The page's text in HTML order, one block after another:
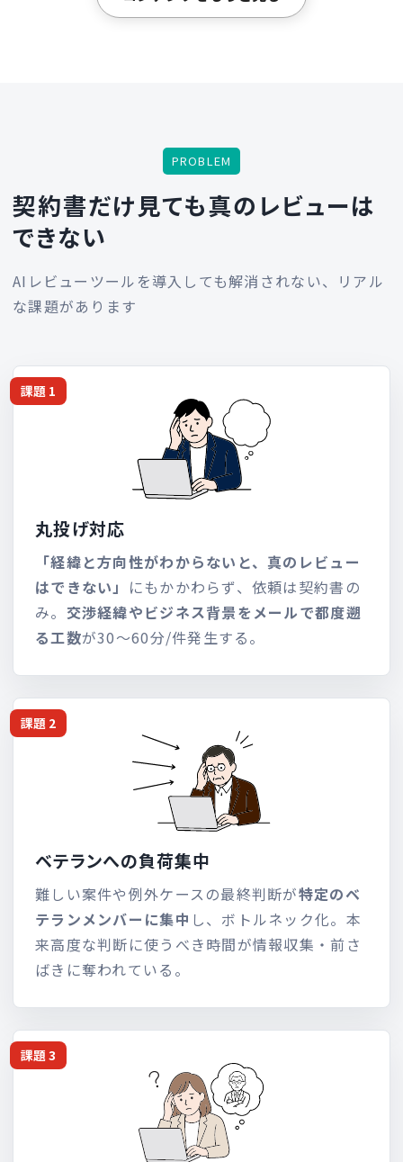
PROBLEM
契約書だけ見ても真のレビューは
できない
AIレビューツールを導入しても解消されない、リアル
な課題があります
課題 1
丸投げ対応
「経緯と方向性がわからないと、真のレビュー
はできない」 にもかかわらず、依頼は契約書の
み。 交渉経緯やビジネス背景をメールで都度遡
る工数が30〜60分/件発生する。
課題 2
ベテランへの負荷集中
難しい案件や例外ケースの最終判断が特定のベ
テランメンバーに集中 し、ボトルネック化。本
来高度な判断に使うべき時間が情報収集・前さ
ばきに奪われている。
課題 3